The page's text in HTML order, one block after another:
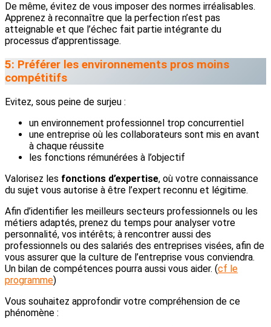
De même, évitez de vous imposer des normes irréalisables.
Apprenez à reconnaître que la perfection n’est pas
atteignable et que l’échec fait partie intégrante du
processus d’apprentissage.
5: Préférer les environnements pros moins
compétitifs
Evitez, sous peine de surjeu :
un environnement professionnel trop concurrentiel
une entreprise où les collaborateurs sont mis en avant
à chaque réussite
les fonctions rémunérées à l’objectif
Valorisez les fonctions d’expertise, où votre connaissance
du sujet vous autorise à être l’expert reconnu et légitime.
Afin d’identifier les meilleurs secteurs professionnels ou les
métiers adaptés, prenez du temps pour analyser votre
personnalité, vos intérêts; à rencontrer aussi des
professionnels ou des salariés des entreprises visées, afin de
vous assurer que la culture de l’entreprise vous conviendra.
Un bilan de compétences pourra aussi vous aider. (cf le
programme)
Vous souhaitez approfondir votre compréhension de ce
phénomène :